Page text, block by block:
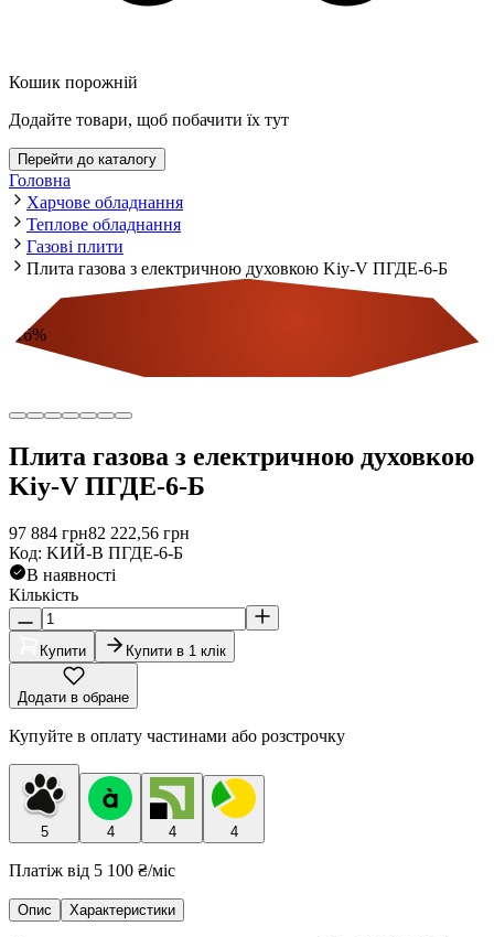
Кошик порожній
Додайте товари, щоб побачити їх тут
Перейти до каталогу
Головна
Харчове обладнання
Теплове обладнання
Газові плити
Плита газова з електричною духовкою Kiy-V ПГДЕ-6-Б
16%
Плита газова з електричною духовкою
Kiy-V ПГДЕ-6-Б
97 884 грн82 222,56 грн
Код: KИЙ-В ПГДЕ-6-Б
В наявності
Кількість
Купити Купити в 1 клік
Додати в обране
Купуйте в оплату частинами або розстрочку
5 4 4 4
Платіж від 5 100 ₴/міс
Опис Характеристики